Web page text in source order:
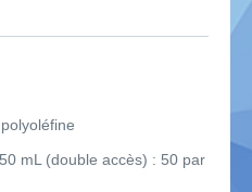
mL (double accès) : 50 par